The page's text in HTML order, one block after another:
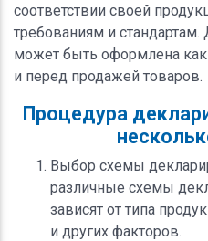
соответствии своей
требованиям и стандартам.
может быть оформлена как
и перед продажей товаров.
Процедура
Выбор схемы
различные схемы
зависят от типа
и других факторов.